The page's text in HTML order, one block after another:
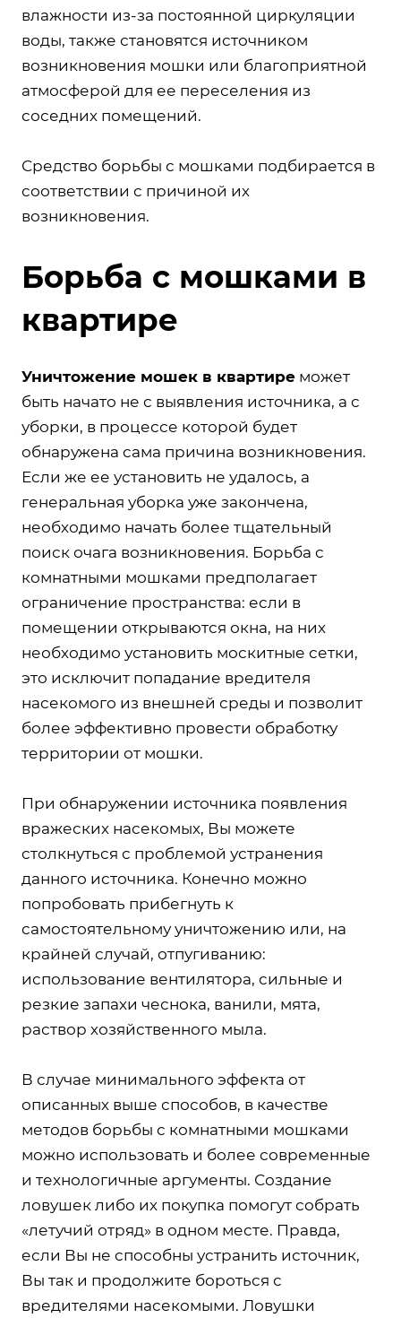
влажности из-за постоянной циркуляции
воды, также становятся источником
возникновения мошки или благоприятной
атмосферой для ее переселения из
соседних помещений.
Средство борьбы с мошками подбирается в
соответствии с причиной их
возникновения.
Борьба с мошками в
квартире
Уничтожение мошек в квартире может
быть начато не с выявления источника, а с
уборки, в процессе которой будет
обнаружена сама причина возникновения.
Если же ее установить не удалось, а
генеральная уборка уже закончена,
необходимо начать более тщательный
поиск очага возникновения. Борьба с
комнатными мошками предполагает
ограничение пространства: если в
помещении открываются окна, на них
необходимо установить москитные сетки,
это исключит попадание вредителя
насекомого из внешней среды и позволит
более эффективно провести обработку
территории от мошки.
При обнаружении источника появления
вражеских насекомых, Вы можете
столкнуться с проблемой устранения
данного источника. Конечно можно
попробовать прибегнуть к
самостоятельному уничтожению или, на
крайней случай, отпугиванию:
использование вентилятора, сильные и
резкие запахи чеснока, ванили, мята,
раствор хозяйственного мыла.
В случае минимального эффекта от
описанных выше способов, в качестве
методов борьбы с комнатными мошками
можно использовать и более современные
и технологичные аргументы. Создание
ловушек либо их покупка помогут собрать
«летучий отряд» в одном месте. Правда,
если Вы не способны устранить источник,
Вы так и продолжите бороться с
вредителями насекомыми. Ловушки